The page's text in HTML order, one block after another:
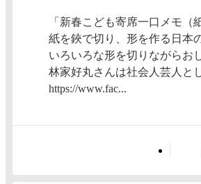
「新春こども寄席一口メモ（
紙を鋏で切り、形を作る日本
いろいろな形を切りながらお
林家好丸さんは社会人芸人と
https://www.fac...